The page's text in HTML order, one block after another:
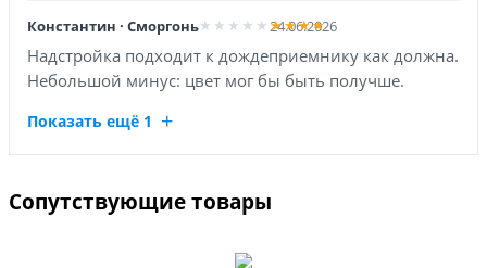
Константин · Сморгонь 24.06.2026
Надстройка подходит к дождеприемнику как должна.
Небольшой минус: цвет мог бы быть получше.
Показать ещё 1
Сопутствующие товары